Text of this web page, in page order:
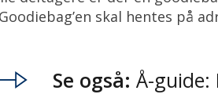
skal hentes på
Se også: Å-